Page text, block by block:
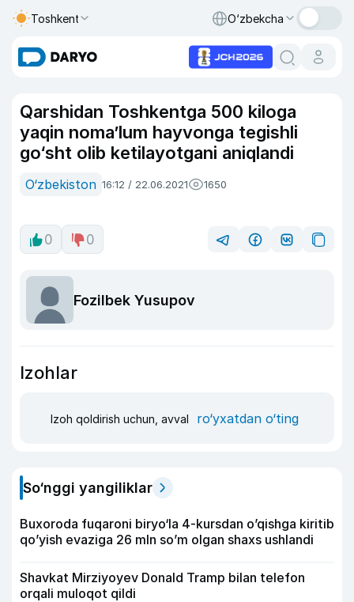
Toshkent O‘zbekcha
Qarshidan Toshkentga 500 kiloga
yaqin noma’lum hayvonga tegishli
go‘sht olib ketilayotgani aniqlandi
O‘zbekiston 16:12 / 22.06.2021 1650
0 0
Fozilbek Yusupov
Izohlar
Izoh qoldirish uchun, avval ro‘yxatdan o‘ting
So‘nggi yangiliklar
Buxoroda fuqaroni biryo‘la 4-kursdan o’qishga kiritib
qo’yish evaziga 26 mln so’m olgan shaxs ushlandi
Shavkat Mirziyoyev Donald Tramp bilan telefon
orqali muloqot qildi